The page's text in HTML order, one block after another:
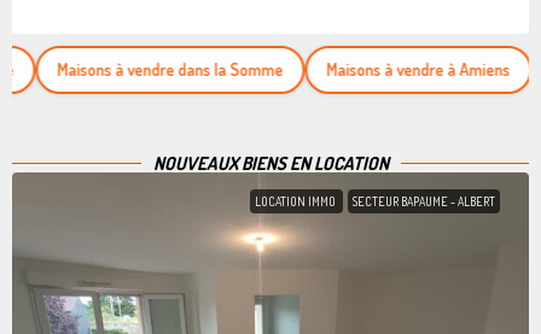
Maisons à vendre dans la Somme Maisons à vendre à Amiens
NOUVEAUX BIENS EN LOCATION
LOCATION IMMO SECTEUR BAPAUME - ALBERT